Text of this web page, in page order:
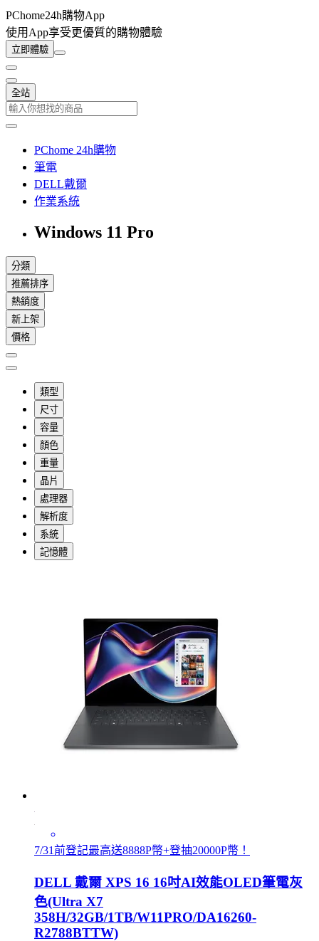
PChome24h購物App
使用App享受更優質的購物體驗
立即體驗
全站
PChome 24h購物
筆電
DELL戴爾
作業系統
Windows 11 Pro
分類
推薦排序
熱銷度
新上架
價格
類型
尺寸
容量
顏色
重量
晶片
處理器
解析度
系統
記憶體
7/31前登記最高送8888P幣+登抽20000P幣！
DELL 戴爾 XPS 16 16吋AI效能OLED筆電灰
色(Ultra X7
358H/32GB/1TB/W11PRO/DA16260-
R2788BTTW)